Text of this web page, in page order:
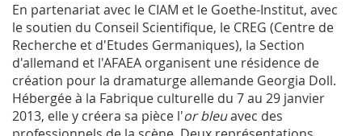
En partenariat avec le CIAM et le Goethe-Institut, avec
le soutien du Conseil Scientifique, le CREG (Centre de
Recherche et d'Etudes Germaniques), la Section
d'allemand et l'AFAEA organisent une résidence de
création pour la dramaturge allemande Georgia Doll.
Hébergée à la Fabrique culturelle du 7 au 29 janvier
2013, elle y créera sa pièce l'or bleuavec des